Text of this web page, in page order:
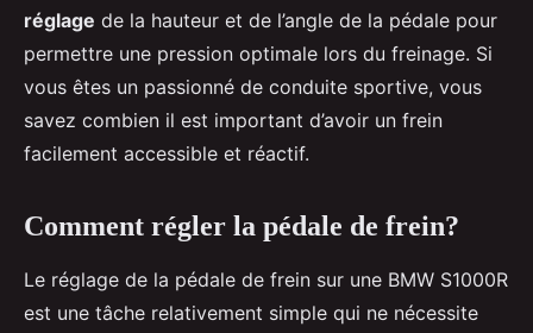
réglage de la hauteur et de l’angle de la pédale pour
permettre une pression optimale lors du freinage. Si
vous êtes un passionné de conduite sportive, vous
savez combien il est important d’avoir un frein
facilement accessible et réactif.
Comment régler la pédale de frein?
Le réglage de la pédale de frein sur une BMW S1000R
est une tâche relativement simple qui ne nécessite